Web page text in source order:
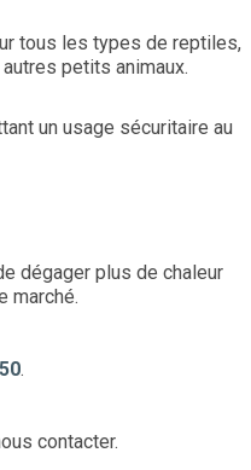
tous les types de reptiles,
petits animaux.
un usage sécuritaire au
dégager plus de chaleur
marché.
.
contacter.